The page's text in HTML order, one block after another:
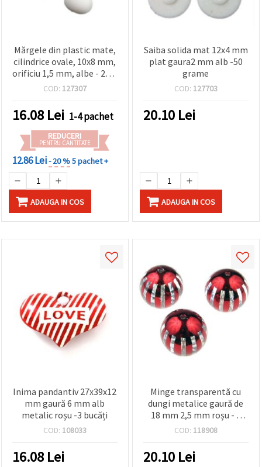
Mărgele din plastic mate,
cilindrice ovale, 10x8 mm,
orificiu 1,5 mm, albe - 20 g
~ 60 buc.
COD: 127307
16.08 Lei 1-4 pachet
REDUCERI
PENTRU CANTITATE
12.86 Lei- 20 %5 pachet +
ADAUGA IN COS
Saiba solida mat 12x4 mm
plat gaura2 mm alb -50
grame
COD: 127703
20.10 Lei
ADAUGA IN COS
Inima pandantiv 27x39x12
mm gaură 6 mm alb
metalic roșu -3 bucăți
COD: 108033
16.08 Lei
Minge transparentă cu
dungi metalice gaură de
18 mm 2,5 mm roșu - 5
bucăți
COD: 118908
20.10 Lei